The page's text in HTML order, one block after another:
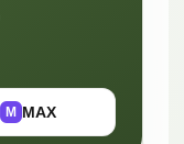
M MAX